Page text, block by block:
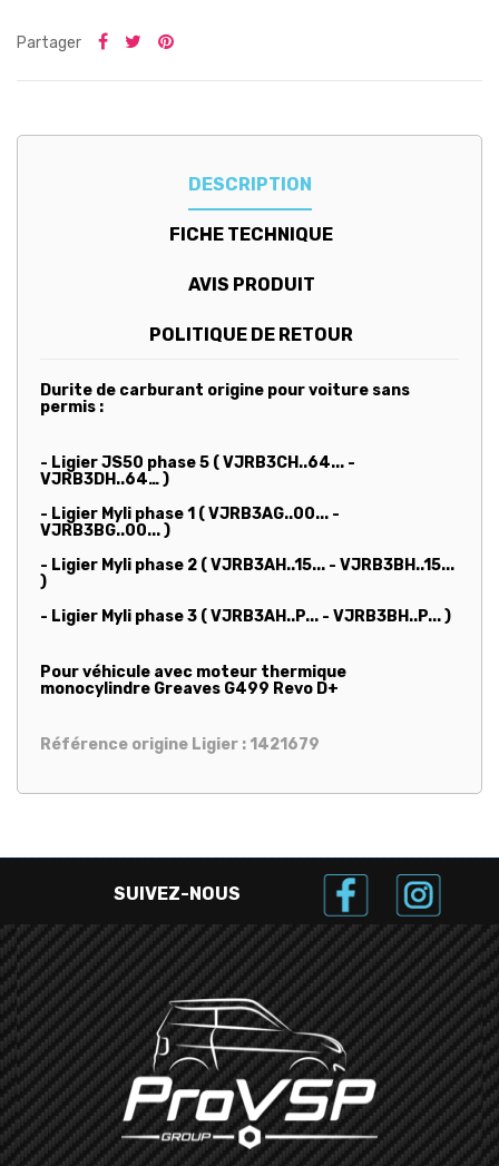
Partager
DESCRIPTION
FICHE TECHNIQUE
AVIS PRODUIT
POLITIQUE DE RETOUR
Durite de carburant origine pour voiture sans
permis :
- Ligier JS50 phase 5 ( VJRB3CH..64... -
VJRB3DH..64…)
- Ligier Myli phase 1 ( VJRB3AG..00... -
VJRB3BG..00...)
- Ligier Myli phase 2 ( VJRB3AH..15... - VJRB3BH..15...
)
- Ligier Myli phase 3 (VJRB3AH..P... - VJRB3BH..P...)
Pour véhicule avec moteur thermique
monocylindre Greaves G499 Revo D+
Référence origine Ligier : 1421679
SUIVEZ-NOUS